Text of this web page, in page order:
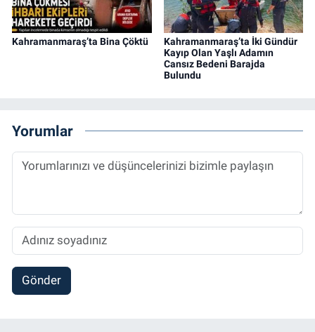
Kahramanmaraş’ta Bina Çöktü
Kahramanmaraş’ta İki Gündür
Kayıp Olan Yaşlı Adamın
Cansız Bedeni Barajda
Bulundu
Yorumlar
Gönder